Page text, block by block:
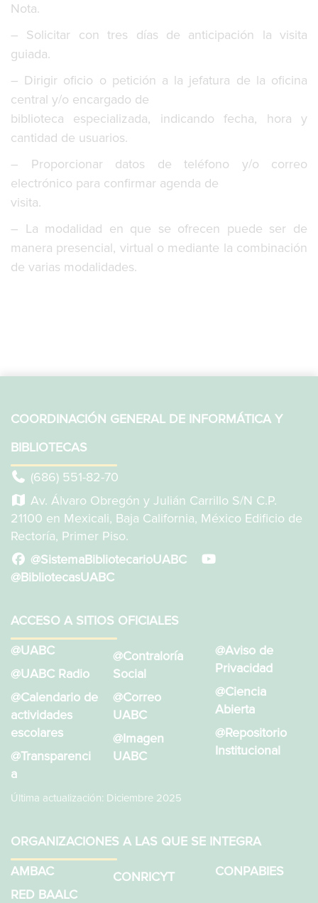
Nota.
– Solicitar con tres días de anticipación la visita
guiada.
– Dirigir oficio o petición a la jefatura de la oficina
central y/o encargado de
biblioteca especializada, indicando fecha, hora y
cantidad de usuarios.
– Proporcionar datos de teléfono y/o correo
electrónico para confirmar agenda de
visita.
– La modalidad en que se ofrecen puede ser de
manera presencial, virtual o mediante la combinación
de varias modalidades.
COORDINACIÓN GENERAL DE INFORMÁTICA Y
BIBLIOTECAS
(686) 551-82-70
Av. Álvaro Obregón y Julián Carrillo S/N C.P.
21100 en Mexicali, Baja California, México Edificio de
Rectoría, Primer Piso.
@SistemaBibliotecarioUABC
@BibliotecasUABC
ACCESO A SITIOS OFICIALES
@UABC
@UABC Radio
@Calendario de
actividades
escolares
@Transparenci
a
@Contraloría
Social
@Correo
UABC
@Imagen
UABC
@Aviso de
Privacidad
@Ciencia
Abierta
@Repositorio
Institucional
Última actualización: Diciembre 2025
ORGANIZACIONES A LAS QUE SE INTEGRA
AMBAC
RED BAALC
CONRICYT CONPABIES